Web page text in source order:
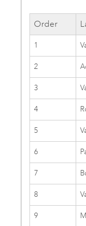
Order
1
2
3
4
5
6
7
8
9